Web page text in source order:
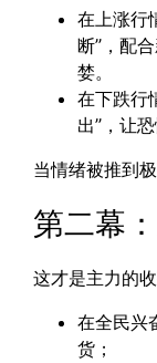
在上涨行
断”，配
婪。
在下跌行
出”，让
当情绪被推到
第二幕
这才是主力的收
在全民兴
货；